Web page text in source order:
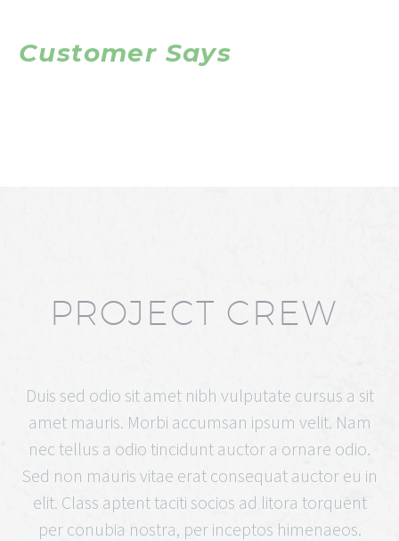
Customer Says
PROJECT CREW
Duis sed odio sit amet nibh vulputate cursus a sit
amet mauris. Morbi accumsan ipsum velit. Nam
nec tellus a odio tincidunt auctor a ornare odio.
Sed non mauris vitae erat consequat auctor eu in
elit. Class aptent taciti socios ad litora torquent
per conubia nostra, per inceptos himenaeos.